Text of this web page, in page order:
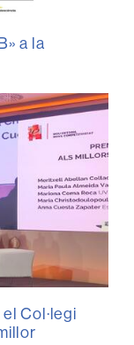
a la
Col·legi